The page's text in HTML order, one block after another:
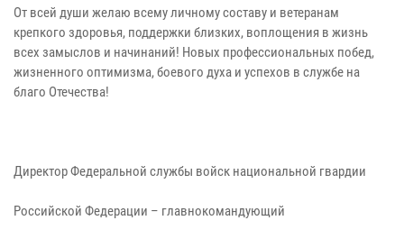
От всей души желаю всему личному составу и ветеранам
крепкого здоровья, поддержки близких, воплощения в жизнь
всех замыслов и начинаний! Новых профессиональных побед,
жизненного оптимизма, боевого духа и успехов в службе на
благо Отечества!
Директор Федеральной службы войск национальной гвардии
Российской Федерации – главнокомандующий